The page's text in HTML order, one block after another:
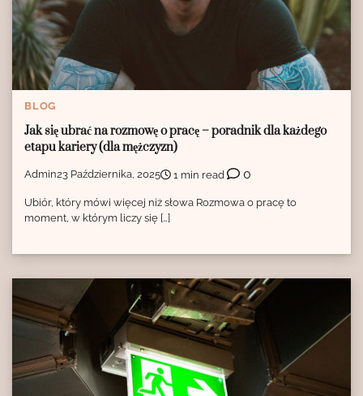
BLOG
Jak się ubrać na rozmowę o pracę – poradnik dla każdego
etapu kariery (dla mężczyzn)
Admin23 Października, 2025 1 min read 0
Ubiór, który mówi więcej niż słowa Rozmowa o pracę to
moment, w którym liczy się […]